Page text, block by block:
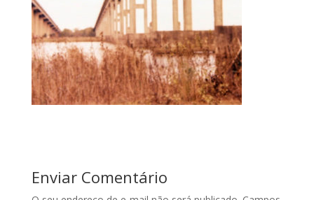
Enviar Comentário